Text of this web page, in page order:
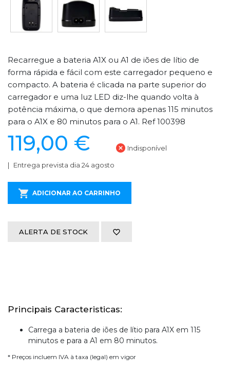
Recarregue a bateria A1X ou A1 de iões de lítio de
forma rápida e fácil com este carregador pequeno e
compacto. A bateria é clicada na parte superior do
carregador e uma luz LED diz-lhe quando volta à
potência máxima, o que demora apenas 115 minutos
para o A1X e 80 minutos para o A1. Ref 100398
119,00 € Indisponível
Entrega prevista dia 24 agosto
ADICIONAR AO CARRINHO
ALERTA DE STOCK
Principais Caracteristicas:
Carrega a bateria de iões de lítio para A1X em 115
minutos e para a A1 em 80 minutos.
* Preços incluem IVA à taxa (legal) em vigor